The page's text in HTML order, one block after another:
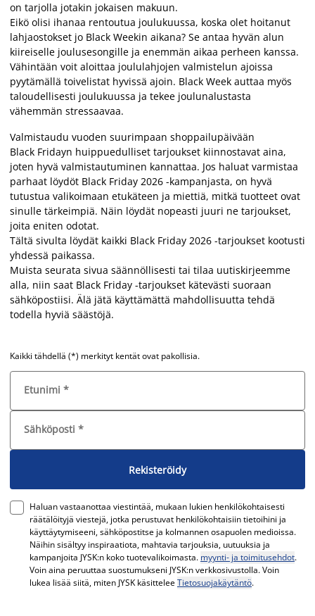
on tarjolla jotakin jokaisen makuun.
Eikö olisi ihanaa rentoutua joulukuussa, koska olet hoitanut
lahjaostokset jo Black Weekin aikana? Se antaa hyvän alun
kiireiselle joulusesongille ja enemmän aikaa perheen kanssa.
Vähintään voit aloittaa joululahjojen valmistelun ajoissa
pyytämällä toivelistat hyvissä ajoin. Black Week auttaa myös
taloudellisesti joulukuussa ja tekee joulunalustasta
vähemmän stressaavaa.
Valmistaudu vuoden suurimpaan shoppailupäivään
Black Fridayn huippuedulliset tarjoukset kiinnostavat aina,
joten hyvä valmistautuminen kannattaa. Jos haluat varmistaa
parhaat löydöt Black Friday 2026 -kampanjasta, on hyvä
tutustua valikoimaan etukäteen ja miettiä, mitkä tuotteet ovat
sinulle tärkeimpiä. Näin löydät nopeasti juuri ne tarjoukset,
joita eniten odotat.
Tältä sivulta löydät kaikki Black Friday 2026 -tarjoukset kootusti
yhdessä paikassa.
Muista seurata sivua säännöllisesti tai tilaa uutiskirjeemme
alla, niin saat Black Friday -tarjoukset kätevästi suoraan
sähköpostiisi. Älä jätä käyttämättä mahdollisuutta tehdä
todella hyviä säästöjä.
Kaikki tähdellä (*) merkityt kentät ovat pakollisia.
Etunimi *
Sähköposti *
Rekisteröidy
Haluan vastaanottaa viestintää, mukaan lukien henkilökohtaisesti
räätälöityjä viestejä, jotka perustuvat henkilökohtaisiin tietoihini ja
käyttäytymiseeni, sähköpostitse ja kolmannen osapuolen medioissa.
Näihin sisältyy inspiraatiota, mahtavia tarjouksia, uutuuksia ja
kampanjoita JYSK:n koko tuotevalikoimasta. myynti- ja toimitusehdot.
Voin aina peruuttaa suostumukseni JYSK:n verkkosivustolla. Voin
lukea lisää siitä, miten JYSK käsitteleeTietosuojakäytäntö.